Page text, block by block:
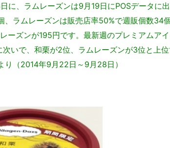
に、ラムレーズンは9月19日にPOSデータに
、ラムレーズンは販売店率50%で週販個数34
ーズンが195円です。最新週のプレミアムア
次いで、和栗が2位、ラムレーズンが3位と上位
り（2014年9月22日～9月28日）